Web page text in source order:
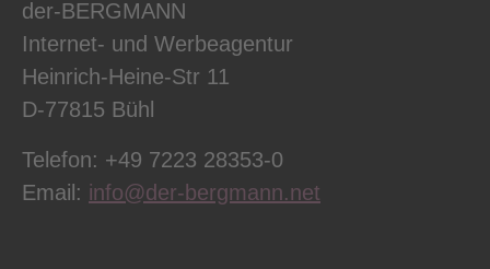
der-BERGMANN
Internet- und Werbeagentur
Heinrich-Heine-Str 11
D-77815 Bühl
Telefon: +49 7223 28353-0
Email: info@der-bergmann.net